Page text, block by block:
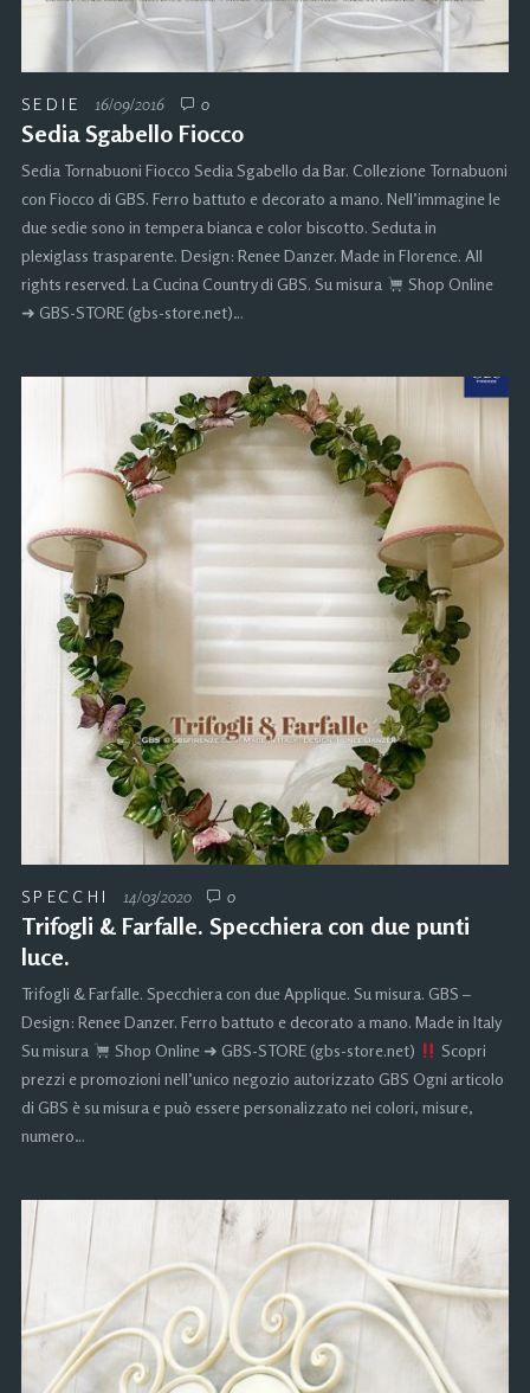
SEDIE 16/09/2016 0
Sedia Sgabello Fiocco
Sedia Tornabuoni Fiocco Sedia Sgabello da Bar. Collezione Tornabuoni
con Fiocco di GBS. Ferro battuto e decorato a mano. Nell’immagine le
due sedie sono in tempera bianca e color biscotto. Seduta in
plexiglass trasparente. Design: Renee Danzer. Made in Florence. All
rights reserved. La Cucina Country di GBS. Su misura
Shop Online
➜ GBS-STORE (gbs-store.net)…
SPECCHI 14/03/2020 0
Trifogli & Farfalle. Specchiera con due punti
luce.
Trifogli & Farfalle. Specchiera con due Applique. Su misura. GBS –
Design: Renee Danzer. Ferro battuto e decorato a mano. Made in Italy
Su misura
Shop Online ➜ GBS-STORE (gbs-store.net)
Scopri
prezzi e promozioni nell’unico negozio autorizzato GBS Ogni articolo
di GBS è su misura e può essere personalizzato nei colori, misure,
numero…